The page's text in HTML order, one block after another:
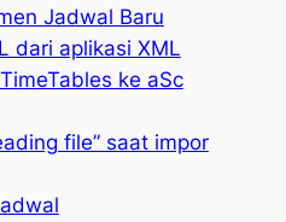
Jadwal Baru
dari aplikasi XML
ke aSc
file” saat impor